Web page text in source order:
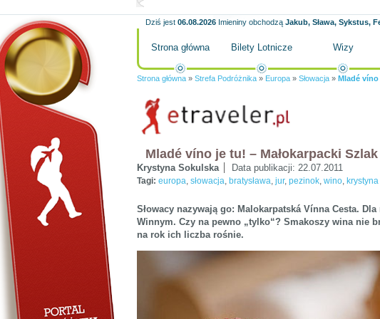
Dziś jest 06.08.2026 Imieniny obchodzą Jakub, Sława, Sykstus,
Strona główna Bilety Lotnicze Wizy
Strona główna » Strefa Podróżnika » Europa » Słowacja » Mladé víno
Mladé víno je tu! – Małokarpacki
Krystyna Sokulska Data publikacji: 22.07.2011
Tagi: europa, słowacja, bratysława, jur, pezinok, wino,
Słowacy nazywają go: Malokarpatská Vínna Cesta.
Winnym. Czy na pewno „tylko“? Smakoszy wina nie
na rok ich liczba rośnie.